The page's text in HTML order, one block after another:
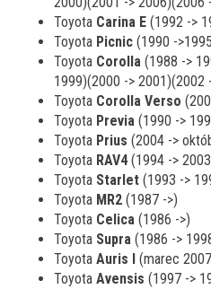
Toyota Carina E (1992 ->
Toyota Picnic (1990 -
Toyota Corolla (1988 ->
1999)(2000 -> 2001)(2002
Toyota Corolla Verso
Toyota Previa (1990 ->
Toyota Prius (2004 ->
Toyota RAV4(1994 ->
Toyota Starlet (1993 ->
Toyota MR2 (1987 ->)
Toyota Celica (1986 ->)
Toyota Supra (1986 ->
Toyota Auris I (marec
Toyota Avensis (1997 ->